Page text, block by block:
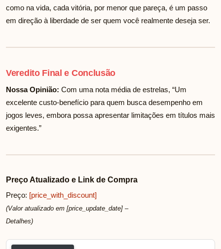
como na vida, cada vitória, por menor que pareça, é um passo
em direção à liberdade de ser quem você realmente deseja ser.
Veredito Final e Conclusão
Nossa Opinião: Com uma nota média de estrelas, “Um
excelente custo-benefício para quem busca desempenho em
jogos leves, embora possa apresentar limitações em títulos mais
exigentes.”
Preço Atualizado e Link de Compra
Preço: [price_with_discount]
(Valor atualizado em [price_update_date] –
Detalhes)